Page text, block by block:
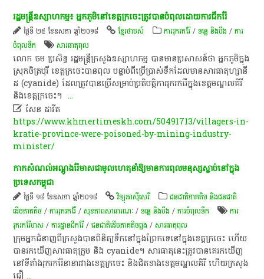
​រដ្ឋមន្ត្រី​ឧស្សាហកម្ម​៖​ អ្នក​ភូមិ​នៅ​ខេត្តក្រចេះ​ត្រូវ​បាន​បំពុល​ដោយ​ការ​ជីក​រ៉ែ​
ថ្ងៃទី ២៥ ខែឧសភា ឆ្នាំ២០១៨ ខ្មែរថាមស៍ ការរុករករ៉ែ /ទន្លេ និងបឹង /ការ
បំពុលទឹក
សារធាតុពុល
​លោក​ ចម​ ប្រសិទ្ធ​ រដ្ឋមន្ត្រីក្រសួង​ឧស្សាហកម្ម​ បាន​មាន​ប្រសាសន៍​ថា​ អ្នក​ភូមិ​ក្នុង
ស្រុក​ចិត្រ​បុរី​ ខេត្តក្រចេះ​បាន​ពុល​ បន្ទាប់​ពី​ប្រើប្រាស់​ទឹក​ដែល​មាន​សារធាតុហ្សា​នី​
ដ​ (cyanide)​ ដែល​ត្រូវ​បាន​ប្រើ​សម្រាប់​ប្រតិបត្តិការ​រុករក​រ៉ែ​ក្នុង​ខេត្តមណ្ឌលគិរី​
និង​ខេត្តក្រចេះ​។​ ​...
 សែន ដាវីត
https://www.khmertimeskh.com/50491713/villagers-in-
kratie-province-were-poisoned-by-mining-industry-
minister/
កាក​សំណល់​អណ្តូងរ៉ែ​មាស​​ជាមូល​ហេតុ​នាំ​​ឱ្យ​មាន​ការ​ពុល​​មនុស្ស​ស្លាប់​​នៅ​ក្នុង​
ប្រទេស​កម្ពុជា​
ថ្ងៃទី ១៨ ខែឧសភា ឆ្នាំ២០១៨ វិទ្យុអាស៊ីសេរី
ជនជាតិភាគតិច និងជនជាតិ
ដើមភាគតិច /ការរុករករ៉ែ /សុខ​ភាព​សា​ធា​រណៈ /ទន្លេ និងបឹង /ការបំពុលទឹក
ការ
រុករករ៉ែមាស /ការដ្ឋានជីករ៉ែ /ជនជាតិដើមភាគតិចព្នង /សារធាតុពុល
​ក្រុម​អ្នកជំនាញ​ពី​ក្រសួង​បាន​ពិនិត្យ​ទឹក​នៅ​ក្នុង​ព្រែក​ទេ​នៅ​ក្នុង​ខេត្តក្រចេះ​ ហើយ​
បាន​រក​ឃើញ​សារធាតុ​ក្រូម​ និង​ cyanide​។​ ​សារធាតុ​នេះ​ត្រូវ​បាន​គេ​រក​ឃើញ​
នៅ​ទីតាំង​រុករក​រ៉ែ​នានា​រវាង​ខេត្តក្រចេះ​ និង​ជិតខាង​ខេត្តមណ្ឌលគិរី​ ហើយ​ក្រសួង​
ជឿ...